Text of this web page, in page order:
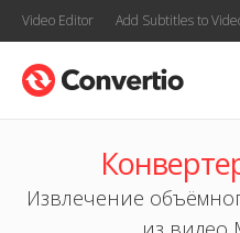
Video Editor Add Subtitles to
Извлечение